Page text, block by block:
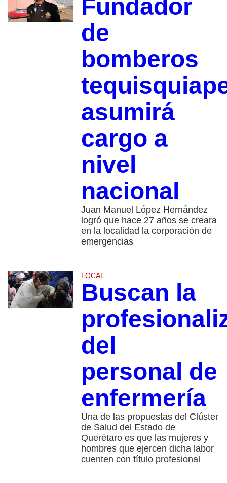
Fundador
de
bomberos
asumirá
cargo a
nivel
nacional
Juan Manuel López Hernández
logró que hace 27 años se creara
en la localidad la corporación de
emergencias
LOCAL
Buscan la
del
personal de
enfermería
Una de las propuestas del Clúster
de Salud del Estado de
Querétaro es que las mujeres y
hombres que ejercen dicha labor
cuenten con título profesional